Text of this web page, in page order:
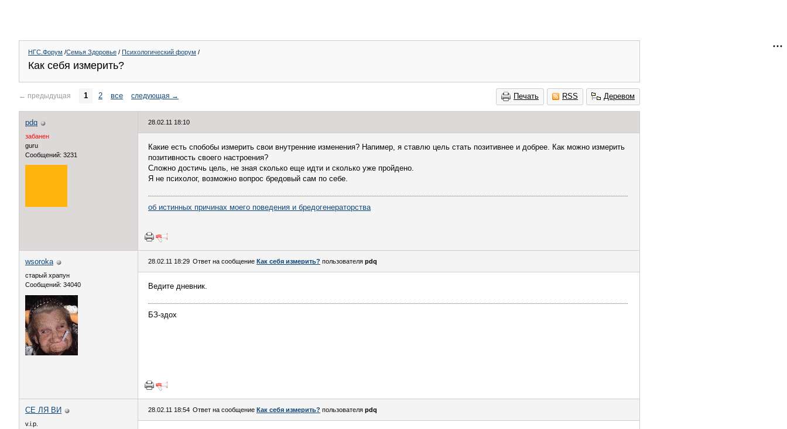
НГС.Форум /Семья Здоровье / Психологический форум /
Как себя измерить?
Печать RSS Деревом
← предыдущая 1 2 все следующая →
pdq
забанен
guru
Сообщений: 3231
28.02.11 18:10
Какие есть спобобы измерить свои внутренние изменения? Напимер, я ставлю цель стать позитивнее и добрее. Как можно измерить
позитивность своего настроения?
Сложно достичь цель, не зная сколько еще идти и сколько уже пройдено.
Я не психолог, возможно вопрос бредовый сам по себе.
об истинных причинах моего поведения и бредогенераторства
wsoroka
старый храпун
Сообщений: 34040
28.02.11 18:29 Ответ на сообщение Как себя измерить? пользователя pdq
Ведите дневник.
БЗ-здох
СЕ ЛЯ ВИ
v.i.p.
28.02.11 18:54 Ответ на сообщение Как себя измерить? пользователя pdq